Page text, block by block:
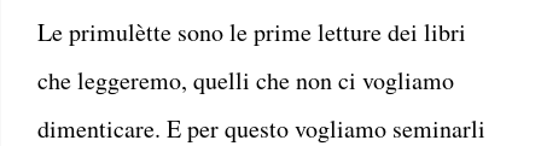
Le primulètte sono le prime letture dei libri
che leggeremo, quelli che non ci vogliamo
dimenticare. E per questo vogliamo seminarli